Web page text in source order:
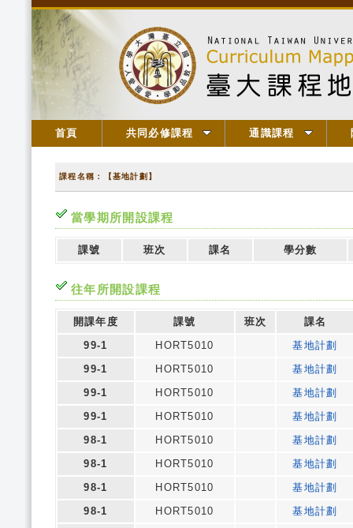
首頁 共同必修課程 通識課程
課程名稱：【基地計劃】
當學期所開設課程
課號 班次 課名 學分數
往年所開設課程
開課年度 課號 班次
課名
99-1
HORT5010
基地計劃
99-1
HORT5010
基地計劃
99-1
HORT5010
基地計劃
99-1
HORT5010
基地計劃
98-1
HORT5010
基地計劃
98-1
HORT5010
基地計劃
98-1
HORT5010
基地計劃
98-1
HORT5010
基地計劃